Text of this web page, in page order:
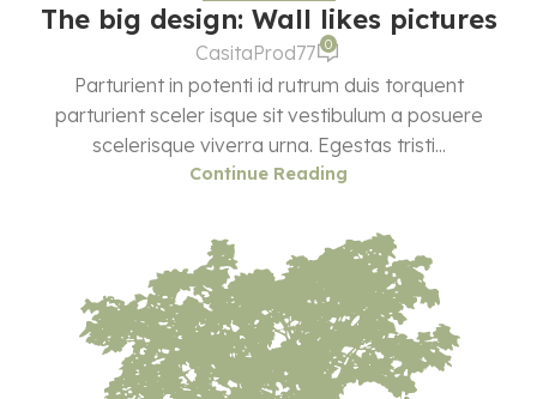
The big design: Wall likes pictures
CasitaProd77 0
Parturient in potenti id rutrum duis torquent
parturient sceler isque sit vestibulum a posuere
scelerisque viverra urna. Egestas tristi...
Continue Reading